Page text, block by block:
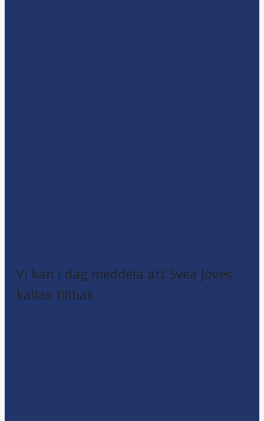
Vi kan i dag meddela att Svea Jöves
kallas tillbak